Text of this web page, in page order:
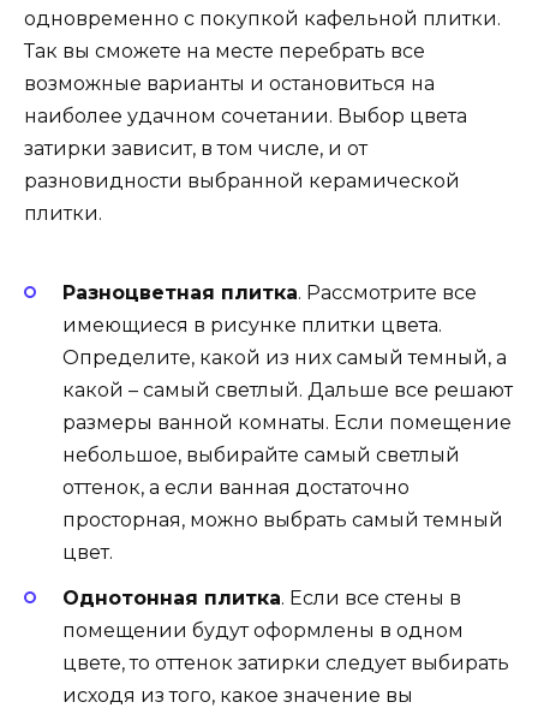
одновременно с покупкой кафельной плитки.
Так вы сможете на месте перебрать все
возможные варианты и остановиться на
наиболее удачном сочетании. Выбор цвета
затирки зависит, в том числе, и от
разновидности выбранной керамической
плитки.
Разноцветная плитка. Рассмотрите все
имеющиеся в рисунке плитки цвета.
Определите, какой из них самый темный, а
какой – самый светлый. Дальше все решают
размеры ванной комнаты. Если помещение
небольшое, выбирайте самый светлый
оттенок, а если ванная достаточно
просторная, можно выбрать самый темный
цвет.
Однотонная плитка. Если все стены в
помещении будут оформлены в одном
цвете, то оттенок затирки следует выбирать
исходя из того, какое значение вы